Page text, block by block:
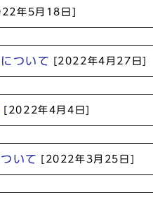
年5月18日]
ついて [2022年4月27日]
[2022年4月4日]
いて [2022年3月25日]